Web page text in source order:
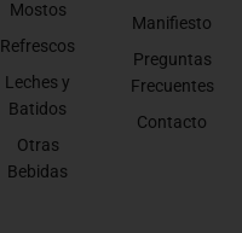
Mostos
Refrescos
Leches y
Batidos
Otras
Bebidas
Manifiesto
Preguntas
Frecuentes
Contacto